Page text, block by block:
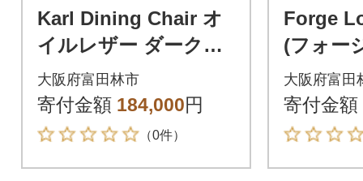
Karl Dining Chair オ
イルレザー ダークブ
ラウン MBRフレーム
【SWOF】
大阪府富田林市
寄付金額 184,000円
（0件）
Forge
(フォー
ェア)モ
プカー
大阪府富田
寄付金額